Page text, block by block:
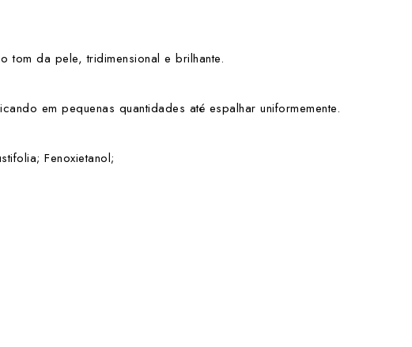
tom da pele, tridimensional e brilhante.
em pequenas quantidades até espalhar uniformemente.
Fenoxietanol;